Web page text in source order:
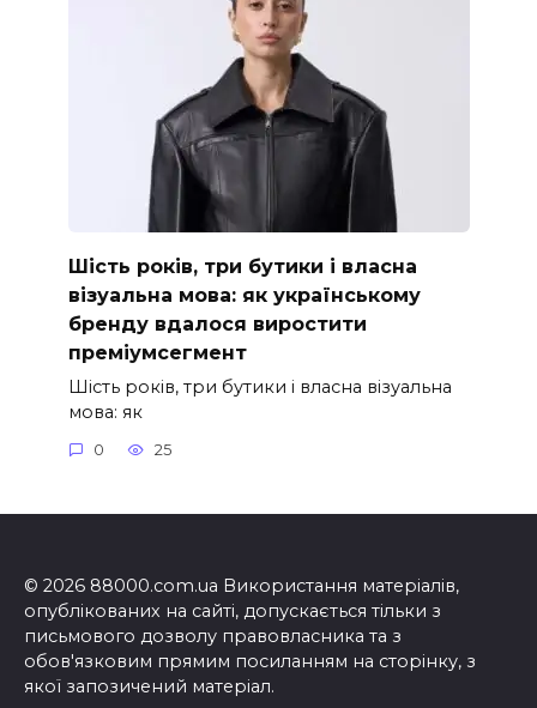
Шість років, три бутики і власна
візуальна мова: як українському
бренду вдалося виростити
преміумсегмент
Шість років, три бутики і власна візуальна
мова: як
0 25
© 2026 88000.com.ua Використання матеріалів,
опублікованих на сайті, допускається тільки з
письмового дозволу правовласника та з
обов'язковим прямим посиланням на сторінку, з
якої запозичений матеріал.